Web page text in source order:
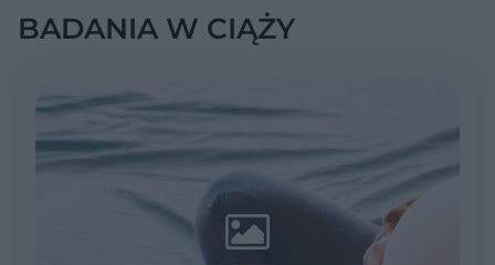
BADANIA W CIĄŻY